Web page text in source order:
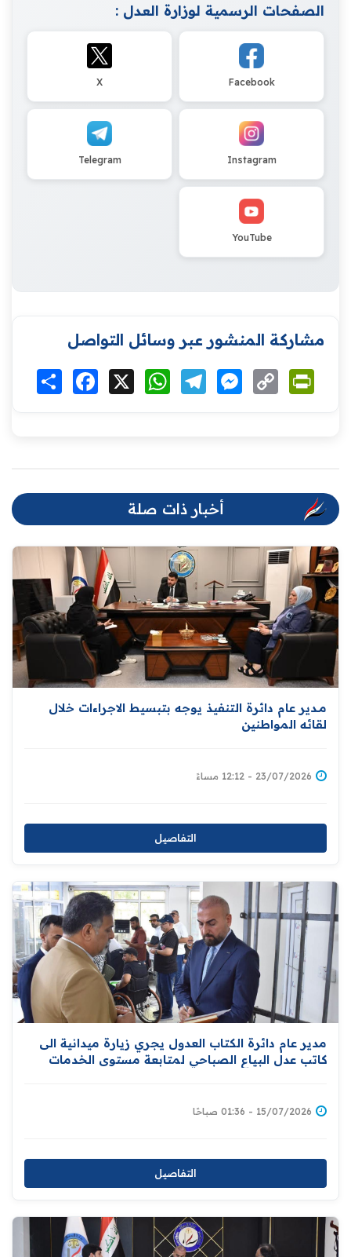
الصفحات الرسمية لوزارة العدل :
Facebook
X
Instagram
Telegram
YouTube
مشاركة المنشور عبر وسائل التواصل
انشر Facebook WhatsAppTelegramMessenger
Copy
Link
أخبار ذات صلة
مــدير عام دائرة التنفيذ يوجه بتبسيط الاجراءات خلال
لقائه المواطنين
23/07/2026 - 12:12 مساءً
التفاصيل
مدير عام دائرة الكتاب العدول يجري زيارة ميدانية الى
كاتب عدل البياع الصباحي لمتابعة مستوى الخدمات
15/07/2026 - 01:36 صباحًا
التفاصيل